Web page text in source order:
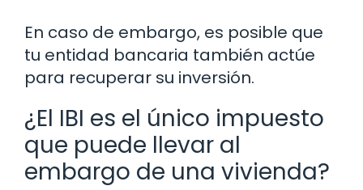
En caso de embargo, es posible que
tu entidad bancaria también actúe
para recuperar su inversión.
¿El IBI es el único impuesto
que puede llevar al
embargo de una vivienda?